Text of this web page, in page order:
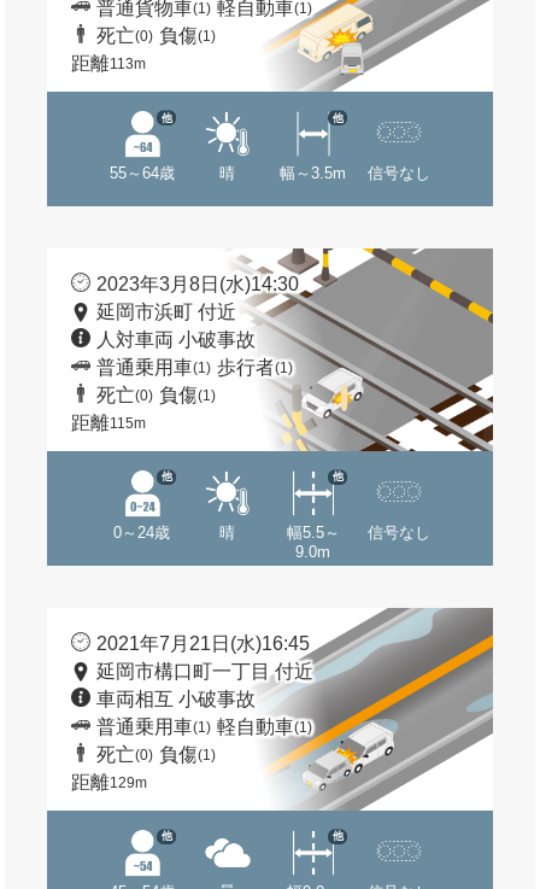
普通貨物車(1) 軽自動車(1)
死亡(0) 負傷(1)
距離113m
55～64歳
他
晴 幅～3.5m
他
信号なし
2023年3月8日(水)14:30
延岡市浜町 付近
人対車両 小破事故
普通乗用車(1) 歩行者(1)
死亡(0) 負傷(1)
距離115m
0～24歳
他
晴
幅5.5～
9.0m
他
信号なし
2021年7月21日(水)16:45
延岡市構口町一丁目 付近
車両相互 小破事故
普通乗用車(1) 軽自動車(1)
死亡(0) 負傷(1)
距離129m
他 他